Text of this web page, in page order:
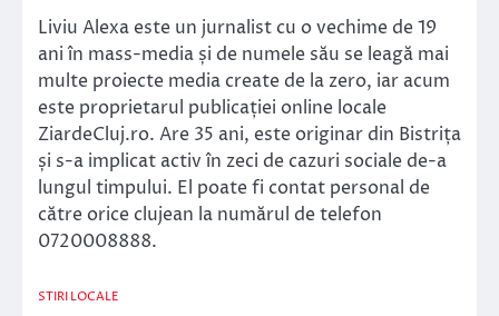
Liviu Alexa este un jurnalist cu o vechime de 19
ani în mass-media și de numele său se leagă mai
multe proiecte media create de la zero, iar acum
este proprietarul publicației online locale
ZiardeCluj.ro. Are 35 ani, este originar din Bistrița
și s-a implicat activ în zeci de cazuri sociale de-a
lungul timpului. El poate fi contat personal de
către orice clujean la numărul de telefon
0720008888.
STIRI LOCALE